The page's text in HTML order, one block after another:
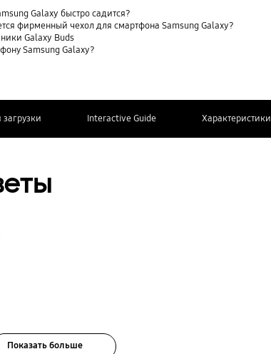
Galaxy быстро садится?
фирменный чехол для смартфона Samsung Galaxy?
Galaxy Buds
Samsung Galaxy?
загрузки Interactive Guide Характеристики
Показать больше